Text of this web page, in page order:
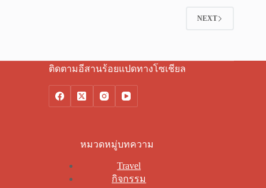
NEXT
ติดตามอีสานร้อยแปดทางโซเชียล
หมวดหมู่บทความ
Travel
กิจกรรม